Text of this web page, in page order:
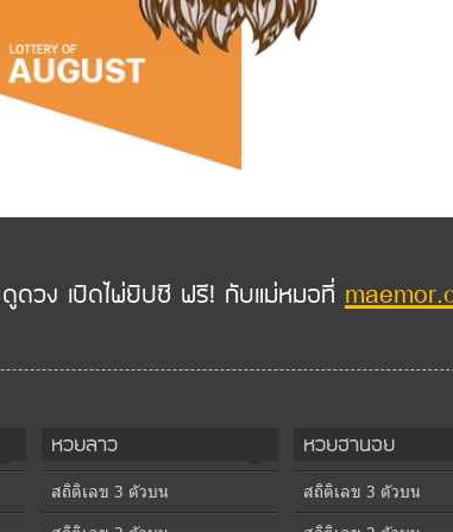
ดูดวง เปิดไพ่ยิปซี ฟรี! กับแม่หมอที่
หวยลาว
สถิติเลข 3 ตัวบน
หวยฮานอย
สถิติเลข 3 ตัวบน